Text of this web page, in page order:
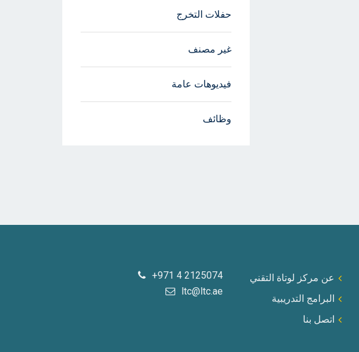
حفلات التخرج
غير مصنف
فيديوهات عامة
وظائف
عن مركز لوتاة التقني
البرامج التدريبية
اتصل بنا
+971 4 2125074
ltc@ltc.ae